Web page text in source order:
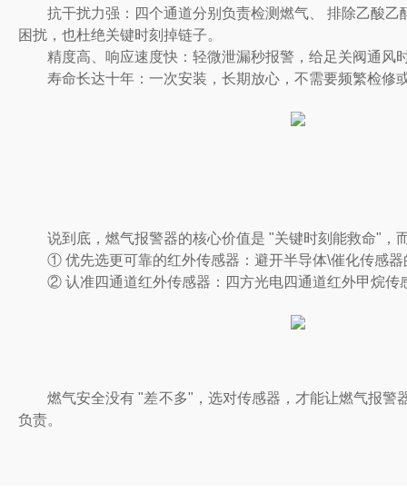
抗干扰力强：四个通道分别负责检测燃气、 排除乙酸乙
困扰，也杜绝关键时刻掉链子。
精度高、响应速度快：轻微泄漏秒报警，给足关阀通风
寿命长达十年：一次安装，长期放心，不需要频繁检修
说到底，燃气报警器的核心价值是 "关键时刻能救命"，
① 优先选更可靠的红外传感器：避开半导体\催化传感器
② 认准四通道红外传感器：四方光电四通道红外甲烷传
燃气安全没有 "差不多"，选对传感器，才能让燃气报警
负责。